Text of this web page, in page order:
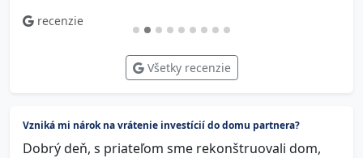
recenzie
Všetky recenzie
Vzniká mi nárok na vrátenie investícií do domu partnera?
Dobrý deň, s priateľom sme rekonštruovali dom,